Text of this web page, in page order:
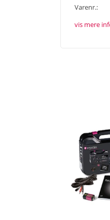
Varenr.:
vis mere